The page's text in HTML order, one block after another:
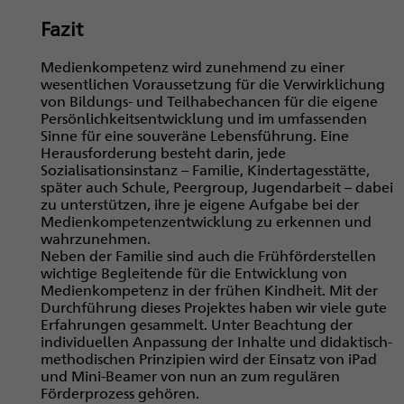
Fazit
Medienkompetenz wird zunehmend zu einer
wesentlichen Voraussetzung für die Verwirklichung
von Bildungs- und Teilhabechancen für die eigene
Persönlichkeitsentwicklung und im umfassenden
Sinne für eine souveräne Lebensführung. Eine
Herausforderung besteht darin, jede
Sozialisationsinstanz – Familie, Kindertagesstätte,
später auch Schule, Peergroup, Jugendarbeit – dabei
zu unterstützen, ihre je eigene Aufgabe bei der
Medienkompetenzentwicklung zu erkennen und
wahrzunehmen.
Neben der Familie sind auch die Frühförderstellen
wichtige Begleitende für die Entwicklung von
Medienkompetenz in der frühen Kindheit. Mit der
Durchführung dieses Projektes haben wir viele gute
Erfahrungen gesammelt. Unter Beachtung der
individuellen Anpassung der Inhalte und didaktisch-
methodischen Prinzipien wird der Einsatz von iPad
und Mini-Beamer von nun an zum regulären
Förderprozess gehören.